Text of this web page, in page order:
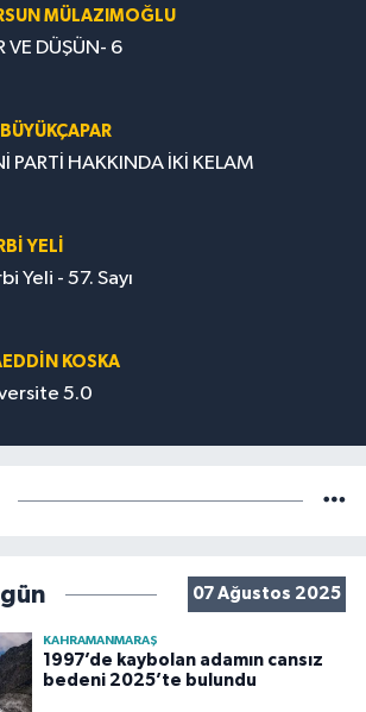
MÜLAZIMOĞLU
VE DÜŞÜN- 6
PARTİ HAKKINDA İKİ KELAM
YELI
Yeli - 57. Sayı
KOSKA
5.0
07 Ağustos 2025
KAHRAMANMARAŞ
1997’de kaybolan adamın cansız
bedeni 2025’te bulundu